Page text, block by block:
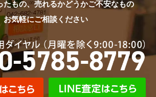
たもの、売れるかどうかご不安なもの
お気軽にご相談ください